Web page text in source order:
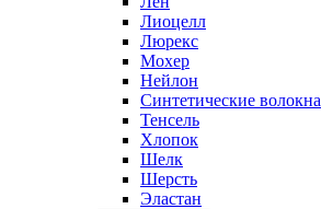
Лиоцелл
Люрекс
Мохер
Нейлон
Синтетические волокна
Тенсель
Хлопок
Шелк
Шерсть
Эластан